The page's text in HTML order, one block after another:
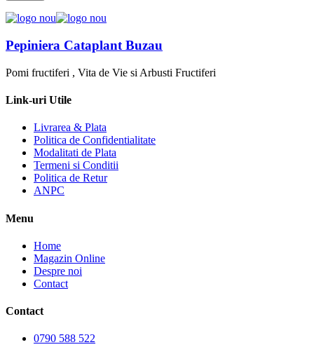
Pepiniera Cataplant Buzau
Pomi fructiferi , Vita de Vie si Arbusti Fructiferi
Link-uri Utile
Livrarea & Plata
Politica de Confidentialitate
Modalitati de Plata
Termeni si Conditii
Politica de Retur
ANPC
Menu
Home
Magazin Online
Despre noi
Contact
Contact
0790 588 522